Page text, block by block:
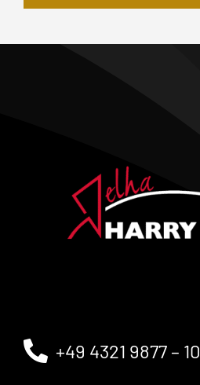
+49 4321 9877 – 10